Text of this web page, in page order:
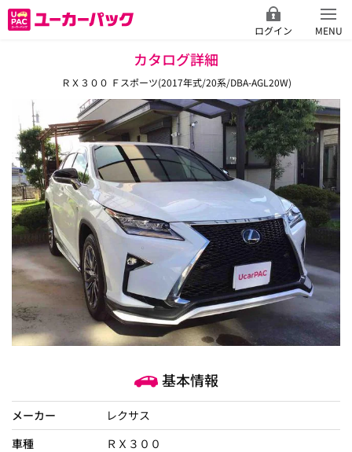
ログイン MENU
カタログ詳細
ＲＸ３００ Ｆスポーツ(2017年式/20系/DBA-AGL20W)
基本情報
メーカー
レクサス
車種
ＲＸ３００